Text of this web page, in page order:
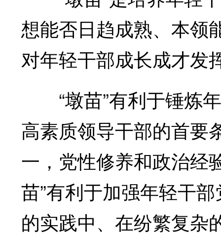
想能否日趋成熟、本领
对年轻干部成长成才发
“墩苗”有利于锤炼年
高素质领导干部的首要
一，党性修养和政治经
苗”有利于加强年轻干
的实践中、在纷繁复杂